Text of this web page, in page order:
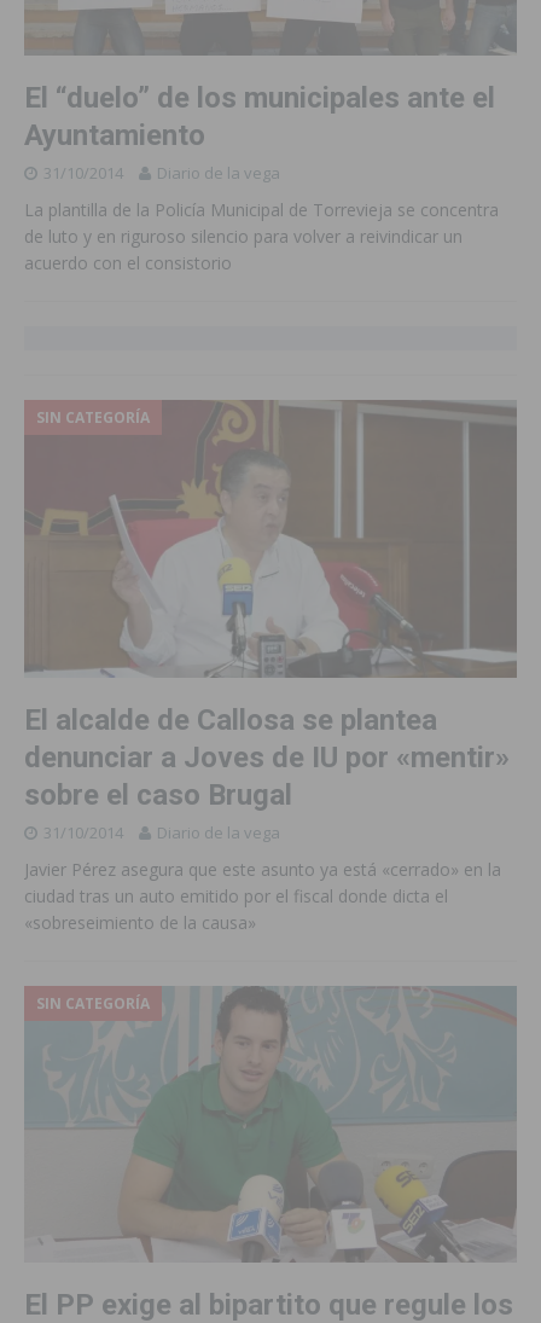
El “duelo” de los municipales ante el
Ayuntamiento
31/10/2014 Diario de la vega
La plantilla de la Policía Municipal de Torrevieja se concentra
de luto y en riguroso silencio para volver a reivindicar un
acuerdo con el consistorio
SIN CATEGORÍA
El alcalde de Callosa se plantea
denunciar a Joves de IU por «mentir»
sobre el caso Brugal
31/10/2014 Diario de la vega
Javier Pérez asegura que este asunto ya está «cerrado» en la
ciudad tras un auto emitido por el fiscal donde dicta el
«sobreseimiento de la causa»
SIN CATEGORÍA
El PP exige al bipartito que regule los